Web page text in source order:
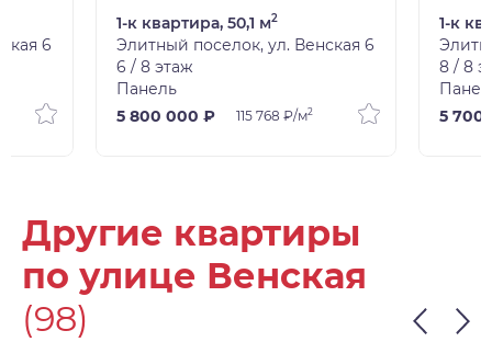
6
1-к квартира, 50,1 м2
Элитный поселок, ул. Венская 6
6 / 8 этаж
Панель
5 800 000 ₽
115 768 ₽/м2
1-к
8 / 8
5 700
Другие квартиры
по улице Венская
(98)